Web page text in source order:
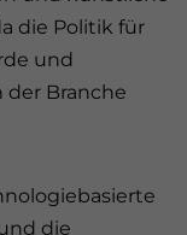
die Politik für
und
der Branche
die